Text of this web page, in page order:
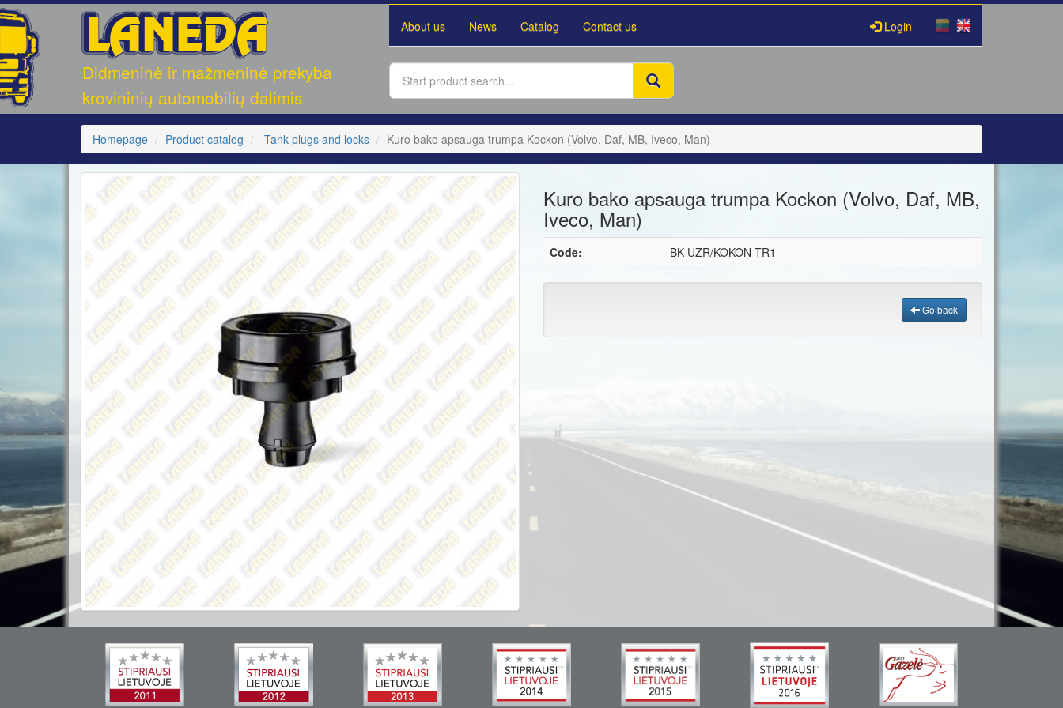
UAB
"LANEDA"
Didmeninė ir mažmeninė prekyba
krovininių automobilių dalimis
About us News Catalog Contact us Login
Homepage Product catalog Tank plugs and locks Kuro bako apsauga trumpa Kockon (Volvo, Daf, MB, Iveco, Man)
Kuro bako apsauga trumpa Kockon (Volvo, Daf, MB,
Iveco, Man)
Code: BK UZR/KOKON TR1
Go back